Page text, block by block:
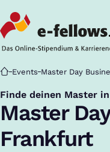
Startseite
Events Master Day
Finde deinen Master
:
Master
Frankfurt